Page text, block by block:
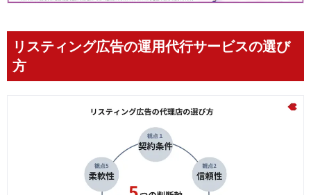
リスティング広告の運用代行サービスの選び
方